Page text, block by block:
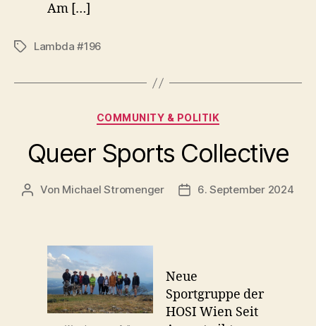
Am […]
Schlagwörter
Lambda #196
Kategorien
COMMUNITY & POLITIK
Queer Sports Collective
Beitragsautor
Von Michael Stromenger Beitragsdatum
6. September 2024
Neue
Sportgruppe der
HOSI Wien Seit